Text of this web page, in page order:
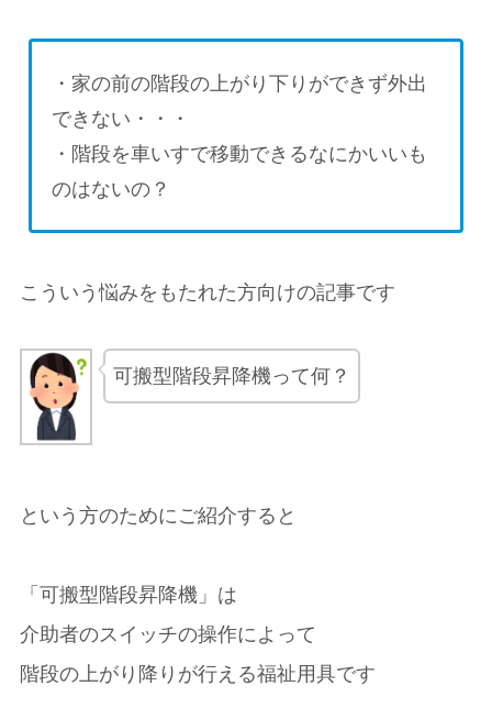
・家の前の階段の上がり下りができず外出
できない・・・
・階段を車いすで移動できるなにかいいも
のはないの？
こういう悩みをもたれた方向けの記事です
可搬型階段昇降機って何？
という方のためにご紹介すると
「可搬型階段昇降機」は
介助者のスイッチの操作によって
階段の上がり降りが行える福祉用具です